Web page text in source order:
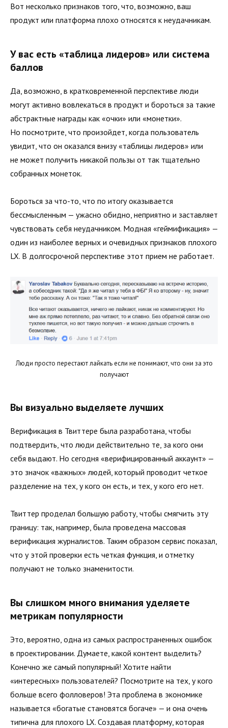
Вот несколько признаков того, что, возможно, ваш
продукт или платформа плохо относятся к неудачникам.
У вас есть «таблица лидеров» или система
баллов
Да, возможно, в кратковременной перспективе люди
могут активно вовлекаться в продукт и бороться за такие
абстрактные награды как «очки» или «монетки».
Но посмотрите, что произойдет, когда пользователь
увидит, что он оказался внизу «таблицы лидеров» или
не может получить никакой пользы от так тщательно
собранных монеток.
Бороться за что-то, что по итогу оказывается
бессмысленным — ужасно обидно, неприятно и заставляет
чувствовать себя неудачником. Модная «геймификация» —
один из наиболее верных и очевидных признаков плохого
LX. В долгосрочной перспективе этот прием не работает.
Люди просто перестают лайкать если не понимают, что они за это
получают
Вы визуально выделяете лучших
Верификация в Твиттере была разработана, чтобы
подтвердить, что люди действительно те, за кого они
себя выдают. Но сегодня «верифицированный аккаунт» —
это значок «важных» людей, который проводит четкое
разделение на тех, у кого он есть, и тех, у кого его нет.
Твиттер проделал большую работу, чтобы смягчить эту
границу: так, например, была проведена массовая
верификация журналистов. Таким образом сервис показал,
что у этой проверки есть четкая функция, и отметку
получают не только знаменитости.
Вы слишком много внимания уделяете
метрикам популярности
Это, вероятно, одна из самых распространенных ошибок
в проектировании. Думаете, какой контент выделить?
Конечно же самый популярный! Хотите найти
«интересных» пользователей? Посмотрите на тех, у кого
больше всего фолловеров! Эта проблема в экономике
называется «богатые становятся богаче» — и она очень
типична для плохого LX. Создавая платформу, которая